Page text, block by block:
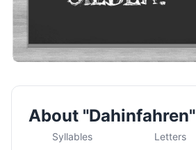
About "Dahinfahren"
Syllables Letters